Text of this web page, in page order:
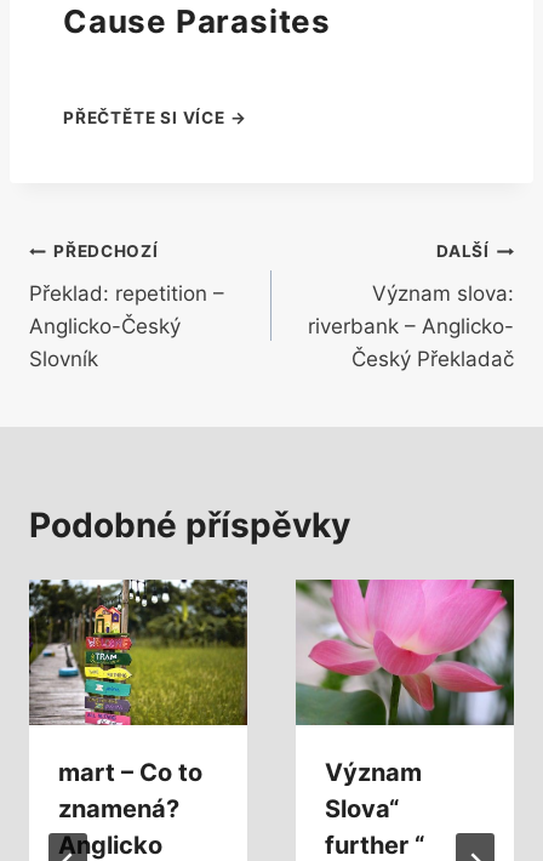
Cause Parasites
Navigace
pro
příspěvek
PŘEDCHOZÍ
Překlad: repetition –
Anglicko-Český
Slovník
DALŠÍ
Význam slova:
riverbank – Anglicko-
Český Překladač
Podobné příspěvky
mart – Co to
znamená?
Anglicko
Význam
Slova“
further “